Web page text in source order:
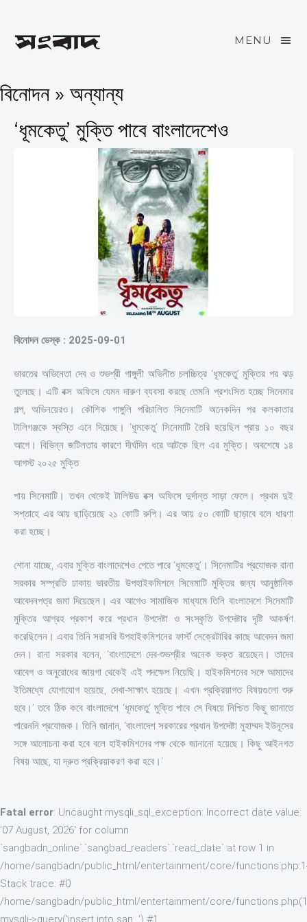
MENU
বিনোদন » অন্যান্য
‘ধূমকেতু’ মুক্তি পাবে বাংলাদেশেও
বিনোদন ডেস্ক : 2025-09-01
ভারতের অভিনেতা দেব ও শুভশ্রী গাঙ্গুলী অভিনীত চলচ্চিত্র ‘ধূমকেতু’ মুক্তির পর ঝড়
তুলেছে। এটি বক্স অফিসে যেমন দারুণ ব্যবসা করছে তেমনি প্রশংসিত হচ্ছে সিনেমার
গল্প, অভিনয়েরও। কৌশিক গাঙ্গুলি পরিচালিত সিনেমাটি অনেকদিন পর কলকাতার
টালিগঞ্জকে স্বস্তি এনে দিয়েছে। ‘ধূমকেতু’ সিনেমাটি তৈরি হয়েছিল প্রায় ১০ বছর
আগে। বিভিন্ন জটিলতার কারণে দীর্ঘদিন ধরে আটকে ছিল এর মুক্তি। অবশেষে ১৪
আগস্ট ২০২৫ মুক্তি
পায় সিনেমাটি। তখন থেকেই টালিউড বক্স অফিসে দুর্দান্ত সাড়া ফেলে। প্রথম দুই
সপ্তাহে এর আয় ছাড়িয়েছে ২১ কোটি রুপি। এর আয় ৫০ কোটি ছাড়াবে বলে ধারণা
করা হচ্ছে।
শোনা যাচ্ছে, এবার মুক্তি বাংলাদেশেও পেতে পারে ‘ধূমকেতু’। সিনেমাটির প্রযোজক রানা
সরকার সম্প্রতি ঢাকায় ভারতীয় উপহাইকমিশনে সিনেমাটি মুক্তির জন্য আনুষ্ঠানিক
আবেদনপত্র জমা দিয়েছেন। এর আগেও সামাজিক মাধ্যমে তিনি বাংলাদেশে সিনেমাটি
মুক্তির আগ্রহ প্রকাশ করে প্রধান উপদেষ্টা ও সংস্কৃতি উপদেষ্টার দৃষ্টি আকর্ষণ
করেছিলেন। এবার তিনি সরাসরি উপহাইকমিশনের ফার্স্ট সেক্রেটারির কাছে আবেদন জমা
দেন। রানা সরকার বলেন, ‘বাংলাদেশে দেব-শুভশ্রীর অনেক ভক্ত রয়েছেন। তাদের
আবেগ ও অনুরোধের জায়গা থেকেই এই পদক্ষেপ নিয়েছি। হাইকমিশনের সঙ্গে আমাদের
ইতিমধ্যে যোগাযোগ হয়েছে, দেখা-সাক্ষাৎ হয়েছে। এখন প্রক্রিয়াগত বিষয়গুলো শুরু
হবে।’ তবে ঠিক কবে বাংলাদেশে ‘ধূমকেতু’ মুক্তি পাবে সে বিষয়ে নিশ্চিত কিছু জানাতে
পারেননি প্রযোজক। তিনি জানান, ‘বাংলাদেশ সরকারের প্রধান উপদেষ্টা মুহাম্মদ ইউনূসের
সঙ্গে আলোচনা করা হবে বলে হাইকমিশনের পক্ষ থেকে জানানো হয়েছে। কিছু আইনগত
বিষয় আছে, যা দ্রুত প্রক্রিয়াকরণ করা হবে।’
Fatal error: Uncaught mysqli_sql_exception: Incorrect date value:
'07 August, 2026' for column
`sangbadn_online`.`sangbad_readers`.`read_date` at row 1 in
/home/sangbadn/public_html/entertainment/core/
Stack trace: #0
/home/sangbadn/public_html/entertainment/core/
mysqli->query('insert into san...') #1